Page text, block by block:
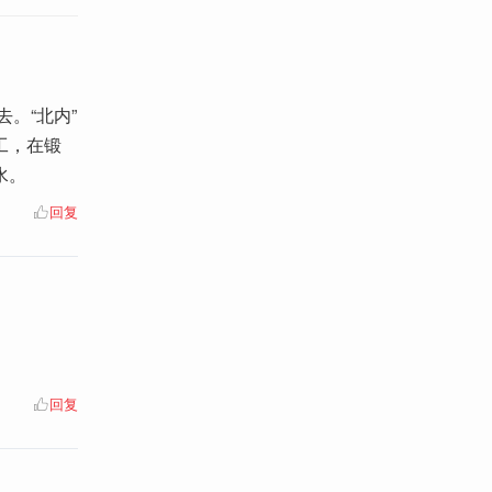
“北内”
，在锻
回复
回复